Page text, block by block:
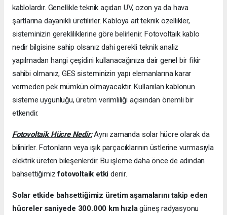
kablolardır. Genellikle teknik açıdan UV, ozon ya da hava
şartlarına dayanıklı üretilirler. Kabloya ait teknik özellikler,
sisteminizin gerekliliklerine göre belirlenir. Fotovoltaik kablo
nedir bilgisine sahip olsanız dahi gerekli teknik analiz
yapılmadan hangi çeşidini kullanacağınıza dair genel bir fikir
sahibi olmanız, GES sisteminizin yapı elemanlarına karar
vermeden pek mümkün olmayacaktır. Kullanılan kablonun
sisteme uygunluğu, üretim verimliliği açısından önemli bir
etkendir.
Fotovoltaik Hücre Nedir:Aynı zamanda solar hücre olarak da
bilinirler. Fotonların veya ışık parçacıklarının üstlerine vurmasıyla
elektrik üreten bileşenlerdir. Bu işleme daha önce de adından
bahsettiğimizfotovoltaik etkidenir.
Solar etkide bahsettiğimiz üretim aşamalarını takip eden
hücreler saniyede 300.000 km hızlagüneş radyasyonu